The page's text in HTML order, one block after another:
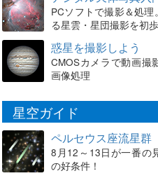
PCソフトで撮影＆処
る星雲・星団撮影を初
惑星を撮影しよう
CMOSカメラで動画撮
画像処理
星空ガイド
ペルセウス座流星群
8月12～13日が一番の
の好条件！